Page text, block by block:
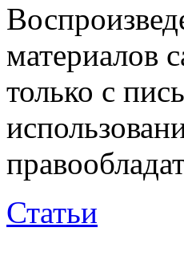
материалов
только с
Статьи